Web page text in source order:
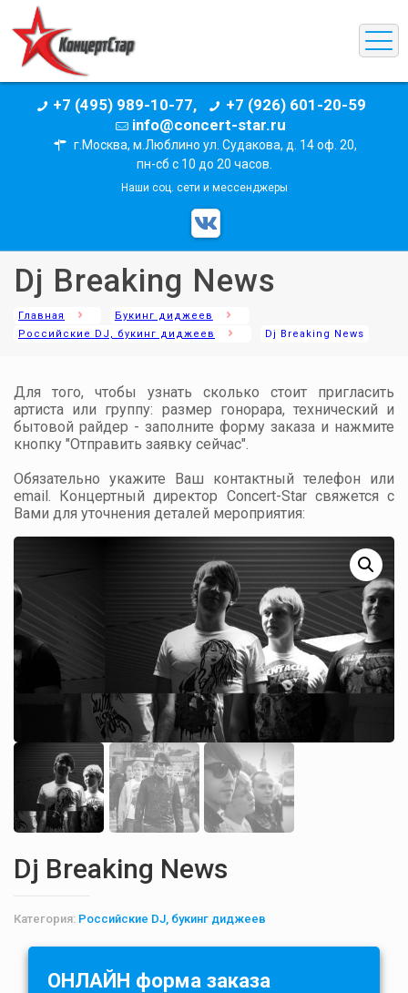
+7 (495) 989-10-77,
+7 (926) 601-20-59
info@concert-star.ru
г.Москва, м.Люблино ул. Судакова, д. 14 оф. 20,
пн-сб с 10 до 20 часов.
Наши соц. сети и мессенджеры
Dj Breaking News
Главная
Букинг диджеев
Российские DJ, букинг диджеев
Dj Breaking News
Для того, чтобы узнать сколько стоит пригласить
артиста или группу: размер гонорара, технический и
бытовой райдер - заполните форму заказа и нажмите
кнопку "Отправить заявку сейчас".
Обязательно укажите Ваш контактный телефон или
email. Концертный директор Concert-Star свяжется с
Вами для уточнения деталей мероприятия:
Dj Breaking News
Категория: Российские DJ, букинг диджеев
ОНЛАЙН форма заказа